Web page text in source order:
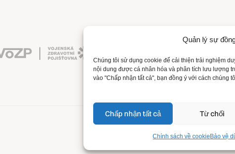
Quản lý sự
Chúng tôi sử dụng cookie để cải thiện trải nghiệm
nội dung được cá nhân hóa và phân tích lưu lượng
vào "Chấp nhận tất cả", bạn đồng ý với cách chúng
Chấp nhận tất cả Từ chối
Chính sách về cookie Bảo vệ